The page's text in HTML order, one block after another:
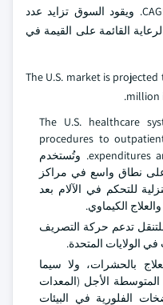
CAGR of 6.2% over the predict period. ويقود السوق تزايد عدد
القائمة على القيمة في
The U.S. market is
million
The U.S. healthcare
procedures to
expenditures and improve patient services. وتُستخدم
على نطاق واسع في مراكز
للتحكم في الآلام بعد
الكيماوي.
تدعم حركة التصريف
الولايات المتحدة.
بالحشرات، ولا سيما
الأجل (المعدات
الفلورية في البيئات